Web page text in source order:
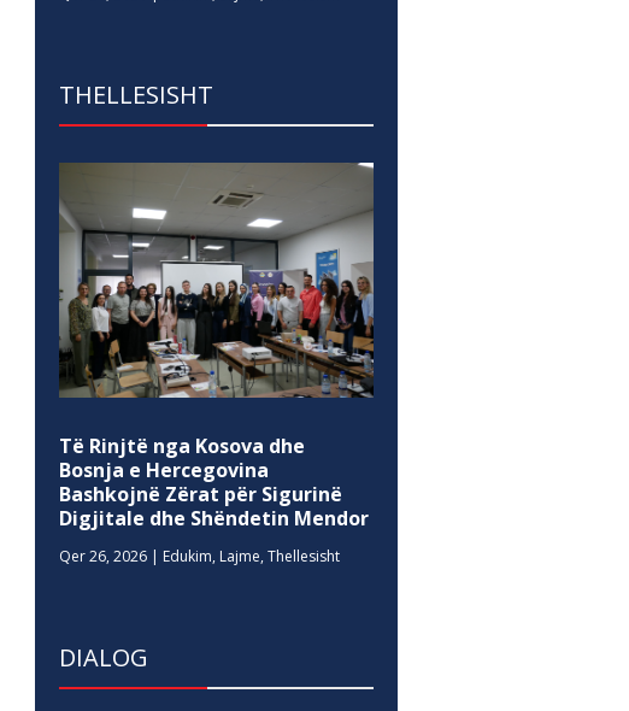
THELLESISHT
Të Rinjtë nga Kosova dhe
Bosnja e Hercegovina
Bashkojnë Zërat për Sigurinë
Digjitale dhe Shëndetin Mendor
Qer 26, 2026 | Edukim, Lajme,Thellesisht
DIALOG